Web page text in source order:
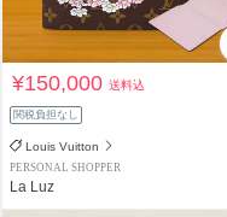
¥150,000送料込
関税負担なし
Louis Vuitton
PERSONAL SHOPPER
La Luz